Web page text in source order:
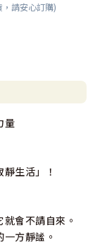
請安心訂購)
量
生活」！
會不請自來。
方靜謐。